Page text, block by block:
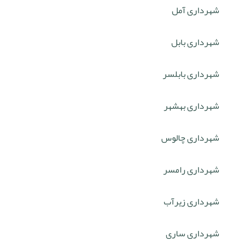
شهرداری آمل
شهرداری بابل
شهرداری بابلسر
شهرداری بهشهر
شهرداری چالوس
شهرداری رامسر
شهرداری زیرآب
شهرداری ساری